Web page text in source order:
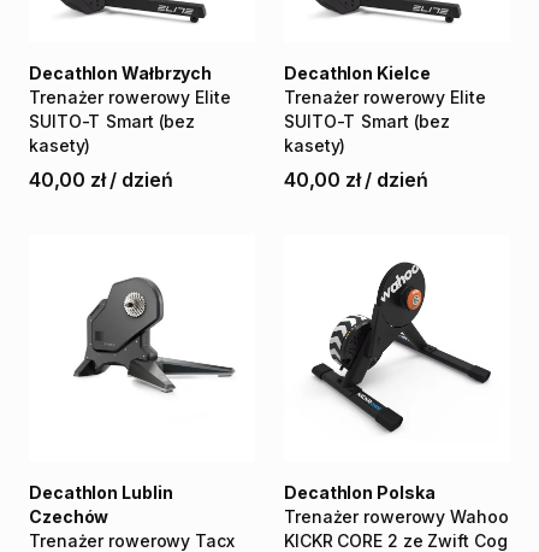
Trenażer rowerowy Elite
SUITO-T Smart (bez
kasety)
Decathlon Wałbrzych
40,00 zł / dzień
Trenażer rowerowy Elite
SUITO-T Smart (bez
kasety)
Decathlon Kielce
40,00 zł / dzień
Trenażer rowerowy Tacx
Decathlon Lublin
Czechów
Trenażer rowerowy Wahoo
KICKR CORE 2 ze Zwift Cog
Decathlon Polska